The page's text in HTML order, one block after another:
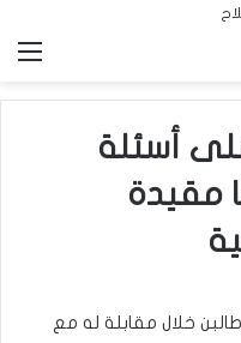
أسئلة
مقيدة
خلال مقابلة له مع